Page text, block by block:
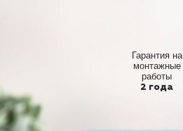
Гарантия на
монтажные
работы
2 года